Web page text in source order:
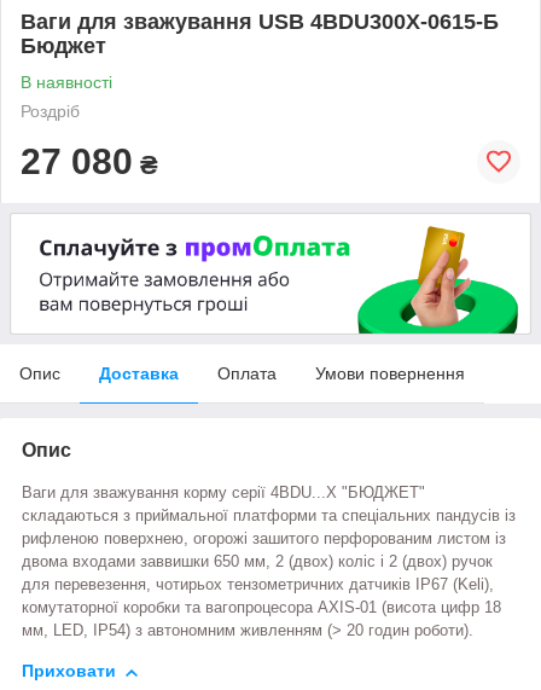
Ваги для зважування USB 4BDU300Х-0615-Б
Бюджет
В наявності
Роздріб
27 080 ₴
Опис Доставка Оплата Умови повернення
Опис
Ваги для зважування корму серії 4BDU...Х "БЮДЖЕТ"
складаються з приймальної платформи та спеціальних пандусів із
рифленою поверхнею, огорожі зашитого перфорованим листом із
двома входами заввишки 650 мм, 2 (двох) коліс і 2 (двох) ручок
для перевезення, чотирьох тензометричних датчиків ІР67 (Keli),
комутаторної коробки та вагопроцесора AXIS-01 (висота цифр 18
мм, LED, IP54) з автономним живленням (> 20 годин роботи).
Приховати